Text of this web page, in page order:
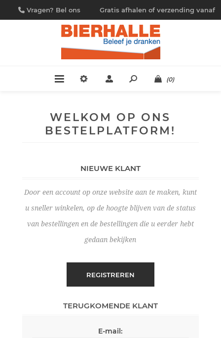
Vragen? Bel ons
09/230.88.44
Gratis afhalen of verzending vanaf
€ 4,95
(0)
WELKOM OP ONS
BESTELPLATFORM!
NIEUWE KLANT
Door een account op onze website aan te maken, kunt
u sneller winkelen, op de hoogte blijven van de status
van bestellingen en de bestellingen die u eerder hebt
gedaan bekijken
REGISTREREN
TERUGKOMENDE KLANT
E-mail: